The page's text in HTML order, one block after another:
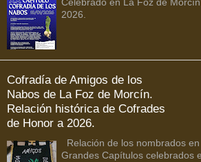
2026.
Cofradía de Amigos de los
Nabos de La Foz de Morcín.
Relación histórica de Cofrades
de Honor a 2026.
Relación de los nombrados
Grandes Capítulos celebrados